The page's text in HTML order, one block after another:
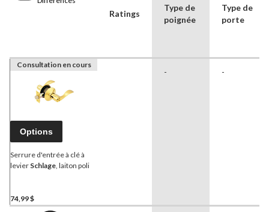
Ratings
Type de
poignée
Type de
porte
Consultation en cours
Options
Serrure d'entrée à clé à
levier Schlage , laiton poli
74,99 $
- -